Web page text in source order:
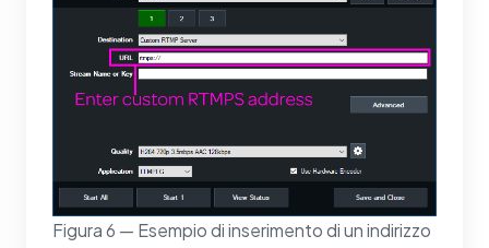
Figura 6 — Esempio di inserimento di un indirizzo